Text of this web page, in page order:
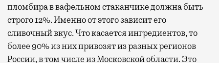
пломбира в вафельном стаканчике должна быть
строго 12%. Именно от этого зависит его
сливочный вкус. Что касается ингредиентов, то
более 90% из них привозят из разных регионов
России, в том числе из Московской области. Это